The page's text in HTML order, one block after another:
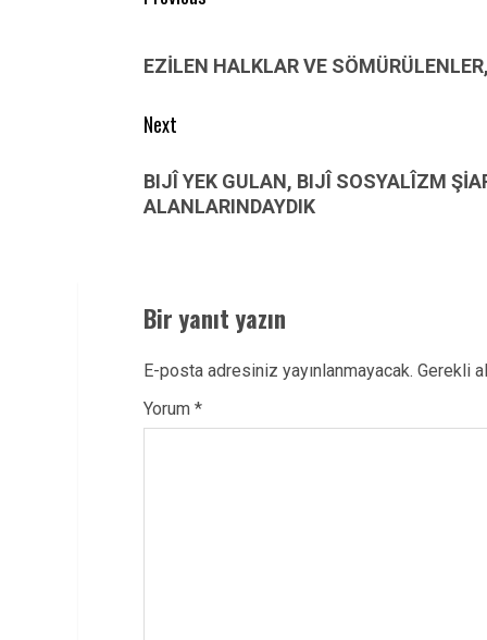
post:
EZİLEN HALKLAR VE
Next
Next
post:
BIJÎ YEK GULAN, BIJÎ SOSYALÎZM
ALANLARINDAYDIK
Bir yanıt yazın
E-posta adresiniz yayınlanmayacak. Gerekli
Yorum *